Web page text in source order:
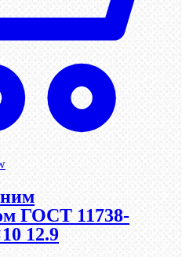
ГОСТ 11738-
12.9